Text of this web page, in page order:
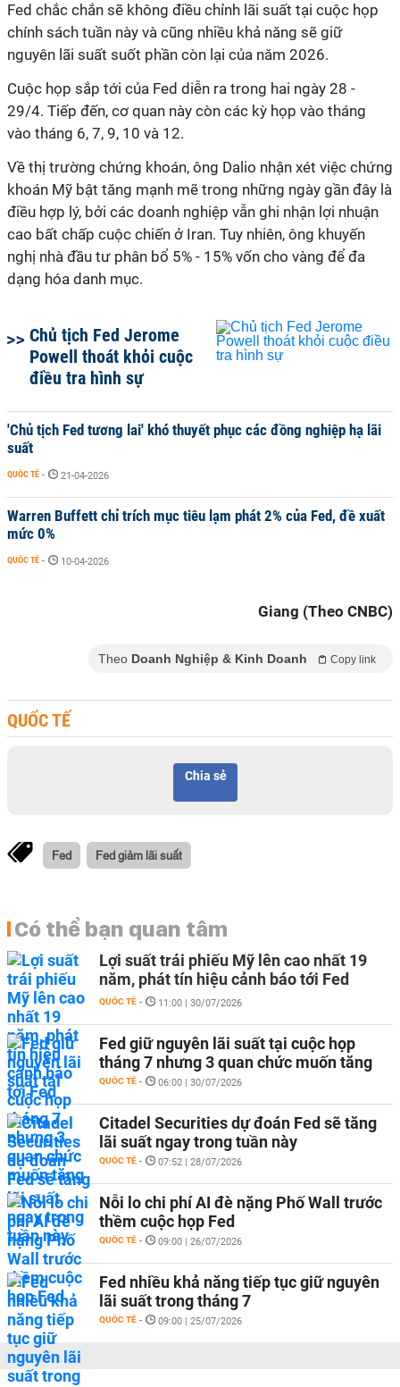
Fed chắc chắn sẽ không điều chỉnh lãi suất tại cuộc họp
chính sách tuần này và cũng nhiều khả năng sẽ giữ
nguyên lãi suất suốt phần còn lại của năm 2026.
Cuộc họp sắp tới của Fed diễn ra trong hai ngày 28 -
29/4. Tiếp đến, cơ quan này còn các kỳ họp vào tháng
vào tháng 6, 7, 9, 10 và 12.
Về thị trường chứng khoán, ông Dalio nhận xét việc chứng
khoán Mỹ bật tăng mạnh mẽ trong những ngày gần đây là
điều hợp lý, bởi các doanh nghiệp vẫn ghi nhận lợi nhuận
cao bất chấp cuộc chiến ở Iran. Tuy nhiên, ông khuyến
nghị nhà đầu tư phân bổ 5% - 15% vốn cho vàng để đa
dạng hóa danh mục.
Chủ tịch Fed Jerome
Powell thoát khỏi cuộc
điều tra hình sự
'Chủ tịch Fed tương lai' khó thuyết phục các đồng nghiệp hạ lãi
suất
QUỐC TẾ - 21-04-2026
Warren Buffett chỉ trích mục tiêu lạm phát 2% của Fed, đề xuất
mức 0%
QUỐC TẾ - 10-04-2026
Giang (Theo CNBC)
Theo Doanh Nghiệp & Kinh Doanh Copy link
QUỐC TẾ
Chia sẻ
Fed Fed giảm lãi suất
Có thể bạn quan tâm
Lợi suất trái phiếu Mỹ lên cao nhất 19
năm, phát tín hiệu cảnh báo tới Fed
QUỐC TẾ - 11:00 | 30/07/2026
Fed giữ nguyên lãi suất tại cuộc họp
tháng 7 nhưng 3 quan chức muốn tăng
QUỐC TẾ - 06:00 | 30/07/2026
Citadel Securities dự đoán Fed sẽ tăng
lãi suất ngay trong tuần này
QUỐC TẾ - 07:52 | 28/07/2026
Nỗi lo chi phí AI đè nặng Phố Wall trước
thềm cuộc họp Fed
QUỐC TẾ - 09:00 | 26/07/2026
Fed nhiều khả năng tiếp tục giữ nguyên
lãi suất trong tháng 7
QUỐC TẾ - 09:00 | 25/07/2026